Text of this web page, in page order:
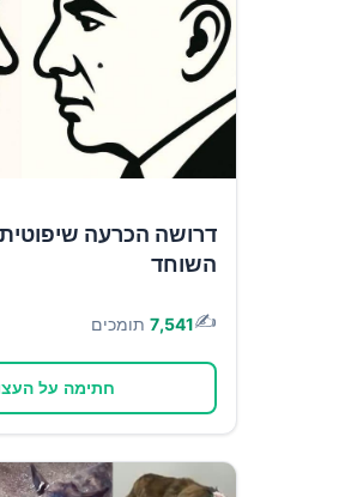
דרושה הכרעה
השוחד
✍️
7,541 תומכים
חתימה על